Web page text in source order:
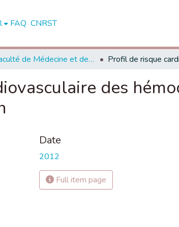
FAQ CNRST
Faculté de Médecine et de Pharmacie - Marrakech
des
Date
2012
Full item page